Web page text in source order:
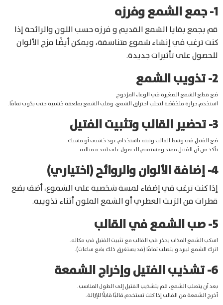
1- جمع الشمع وفرزه
قم بجمع بقايا الشمع القديم و فرزه حسب اللون والرائحة إذا
كنت ترغب في إنشاء شموع متناسقة، ويمكن أيضًا مزج الألوان
للحصول على تأثيرات جديدة.
2- تذويب الشمع
ضع قطع الشمع الصغيرة في الوعاء المزدوج
استخدم حرارة منخفضة لتجنب احتراق الشمع، وقلب الشمع بملعقة خشبية حتى يذوب تمامًا.
3- تحضير القالب وتثبيت الفتيل
ضع الفتيل في وسط القالب وثبته باستخدام عود خشبي أو مشبك.
تأكد من أن الفتيل ممتد ومستقيم للحصول على نتيجة مثالية.
4- إضافة الألوان والروائح (اختياري)
إذا كنت ترغب في إضفاء لمسة شخصية على الشموع، أضف بضع
قطرات من الزيت العطري أو الشمع الملون أثناء تذويبه.
5- صب الشمع في القالب
اسكب الشمع المذاب بحذر في القالب مع تثبيت الفتيل في مكانه.
اترك الشمع ليبرد و يتصلب تمامًا (قد يستغرق ذلك بضع ساعات).
6- تشذيب الفتيل وإخراج الشمعة
بعد أن يتصلب الشمع، قم بتشذيب الفتيل إلى الطول المناسب.
أخرج الشمعة من القالب إذا كنت تستخدم قالبًا قابلًا للإزالة.